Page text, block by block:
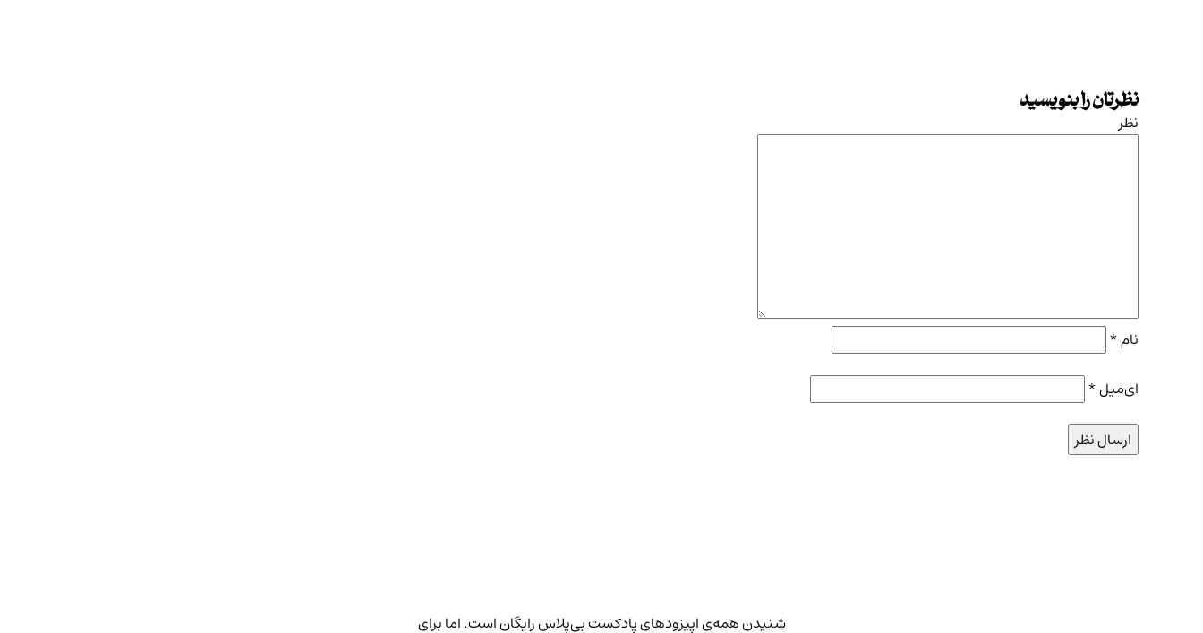
نظرتان را بنویسید
نظر
نام*
ای‌میل*
شنیدن همه‌ی اپیزودهای پادکست بی‌پلاس رایگان است. اما برای